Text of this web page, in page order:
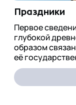
Праздники
Первое
глубокой
образом
её
вв. до н. э. и
сфере
образовавших